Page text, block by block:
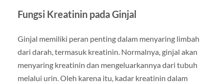
Fungsi Kreatinin pada Ginjal
Ginjal memiliki peran penting dalam menyaring limbah
dari darah, termasuk kreatinin. Normalnya, ginjal akan
menyaring kreatinin dan mengeluarkannya dari tubuh
melalui urin. Oleh karena itu, kadar kreatinin dalam